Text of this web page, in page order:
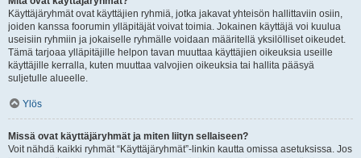
Käyttäjäryhmät ovat käyttäjien ryhmiä, jotka jakavat yhteisön hallittaviin osiin,
joiden kanssa foorumin ylläpitäjät voivat toimia. Jokainen käyttäjä voi kuulua
useisiin ryhmiin ja jokaiselle ryhmälle voidaan määritellä yksilölliset oikeudet.
Tämä tarjoaa ylläpitäjille helpon tavan muuttaa käyttäjien oikeuksia useille
käyttäjille kerralla, kuten muuttaa valvojien oikeuksia tai hallita pääsyä
suljetulle alueelle.
Ylös
Missä ovat käyttäjäryhmät ja miten liityn sellaiseen?
Voit nähdä kaikki ryhmät “Käyttäjäryhmät”-linkin kautta omissa asetuksissa. Jos